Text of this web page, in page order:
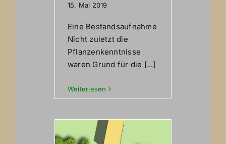
15. Mai 2019
Eine Bestandsaufnahme
Nicht zuletzt die
Pflanzenkenntnisse
waren Grund für die [...]
Weiterlesen